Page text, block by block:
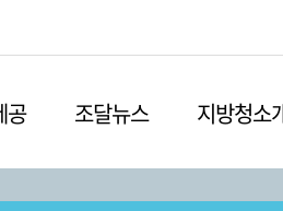
공 조달뉴스 지방청소